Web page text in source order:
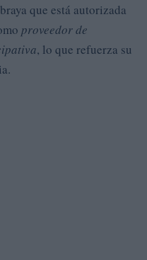
que está autorizada
proveedor de
, lo que refuerza su